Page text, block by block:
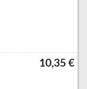
10,35 €